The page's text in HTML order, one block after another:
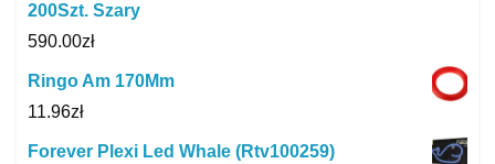
200Szt. Szary
590.00zł
Ringo Am 170Mm
11.96zł
Forever Plexi Led Whale (Rtv100259)